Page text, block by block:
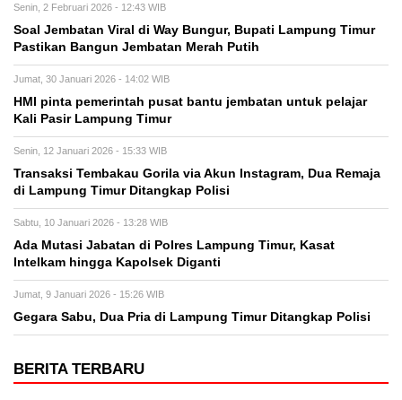
Senin, 2 Februari 2026 - 12:43 WIB
Soal Jembatan Viral di Way Bungur, Bupati Lampung Timur
Pastikan Bangun Jembatan Merah Putih
Jumat, 30 Januari 2026 - 14:02 WIB
HMI pinta pemerintah pusat bantu jembatan untuk pelajar
Kali Pasir Lampung Timur
Senin, 12 Januari 2026 - 15:33 WIB
Transaksi Tembakau Gorila via Akun Instagram, Dua Remaja
di Lampung Timur Ditangkap Polisi
Sabtu, 10 Januari 2026 - 13:28 WIB
Ada Mutasi Jabatan di Polres Lampung Timur, Kasat
Intelkam hingga Kapolsek Diganti
Jumat, 9 Januari 2026 - 15:26 WIB
Gegara Sabu, Dua Pria di Lampung Timur Ditangkap Polisi
BERITA TERBARU